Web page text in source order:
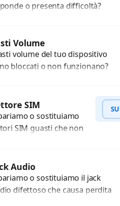
o presenta difficoltà?
utilizzando
di...
Volume
volume del tuo dispositivo
bloccati o non funzionano?
SIM
o sostituiamo
SIM guasti che non
ricambi testati
Preventivo
Audio
o sostituiamo il jack
difettoso che causa perdita